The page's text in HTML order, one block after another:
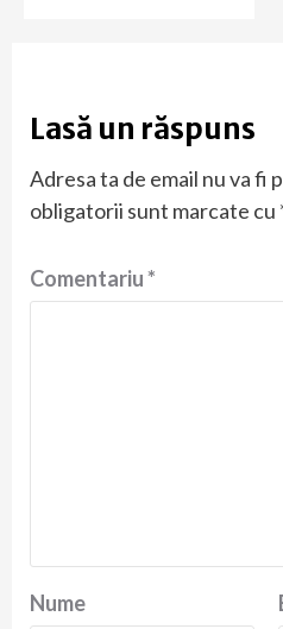
Lasă un răspuns
Adresa ta de email nu va fi
obligatorii sunt marcate cu
Comentariu*
Nume